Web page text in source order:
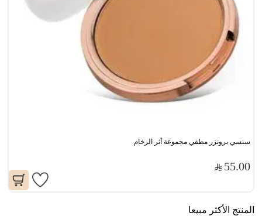
سنسي برونزر مطفي مجموعة أثر الرخام
55.00
المنتج الأكثر مبيعا